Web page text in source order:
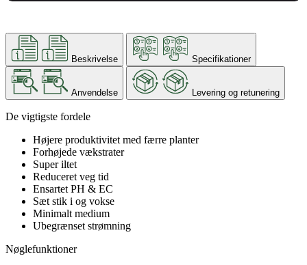
Beskrivelse Specifikationer
Anvendelse Levering og retunering
De vigtigste fordele
Højere produktivitet med færre planter
Forhøjede vækstrater
Super iltet
Reduceret veg tid
Ensartet PH & EC
Sæt stik i og vokse
Minimalt medium
Ubegrænset strømning
Nøglefunktioner